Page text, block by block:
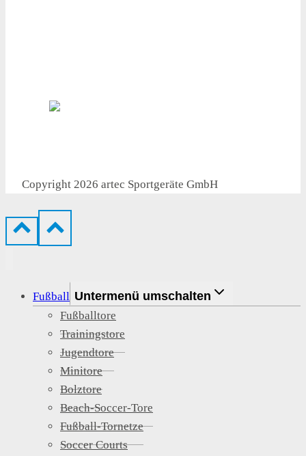
Copyright 2026 artec Sportgeräte GmbH
Fußball Untermenü umschalten
Fußballtore
Trainingstore
Jugendtore
Minitore
Bolztore
Beach-Soccer-Tore
Fußball-Tornetze
Soccer Courts